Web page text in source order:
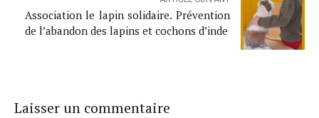
Association le lapin solidaire. Prévention
de l’abandon des lapins et cochons d’inde
Laisser un commentaire